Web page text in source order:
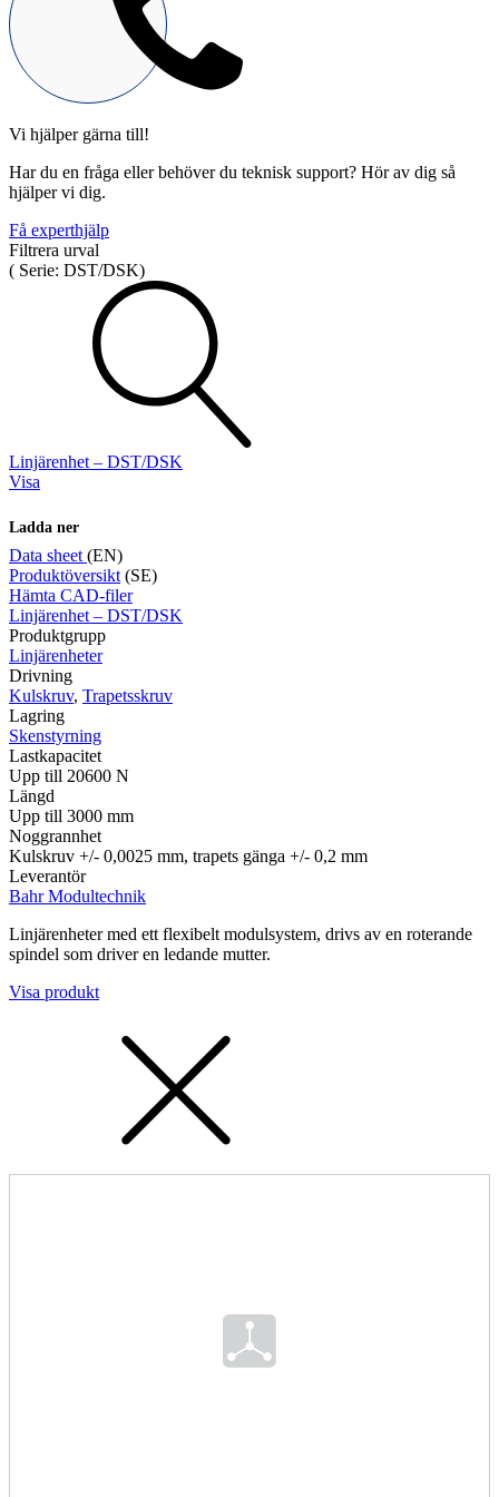
Positionsvisare / Mätklockor
Pulsgivare / Encoders
Servodrifter Roterande ställdon
Mätning
MätskalorRäknare / Displayer
Givare
Maskinsäkerhet
LjusridåerLjustorn
Varningsljud
Varningsljus
Övrigt
Kablage ESD / AntistatutrustningProfilsystem
Vi hjälper gärna till!
Har du en fråga eller behöver du teknisk support? Hör av dig så
hjälper vi dig.
Få experthjälp
Filtrera urval
( Serie: DST/DSK)
Linjärenhet – DST/DSK
Visa
Ladda ner
Data sheet (EN)
Produktöversikt (SE)
Hämta CAD-filer
Linjärenhet – DST/DSK
Produktgrupp
Linjärenheter
Drivning
Kulskruv, Trapetsskruv
Lagring
Skenstyrning
Lastkapacitet
Upp till 20600 N
Längd
Upp till 3000 mm
Noggrannhet
Kulskruv +/- 0,0025 mm, trapets gänga +/- 0,2 mm
Leverantör
Bahr Modultechnik
Linjärenheter med ett flexibelt modulsystem, drivs av en roterande
spindel som driver en ledande mutter.
Visa produkt